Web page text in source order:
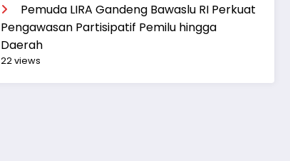
Pemuda LIRA Gandeng Bawaslu RI Perkuat
Pengawasan Partisipatif Pemilu hingga
Daerah
22 views